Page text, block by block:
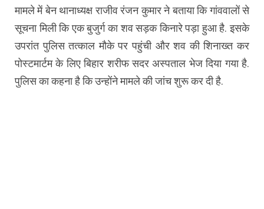
मामले में बेन थानाध्यक्ष राजीव रंजन कुमार ने बताया कि गांववालों से
सूचना मिली कि एक बुजुर्ग का शव सड़क किनारे पड़ा हुआ है. इसके
उपरांत पुलिस तत्काल मौके पर पहुंची और शव की शिनाख्त कर
पोस्टमार्टम के लिए बिहार शरीफ सदर अस्पताल भेज दिया गया है.
पुलिस का कहना है कि उन्होंने मामले की जांच शुरू कर दी है.